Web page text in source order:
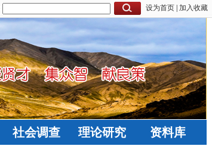
设为首页 加入收藏
社会调查 理论研究 资料库